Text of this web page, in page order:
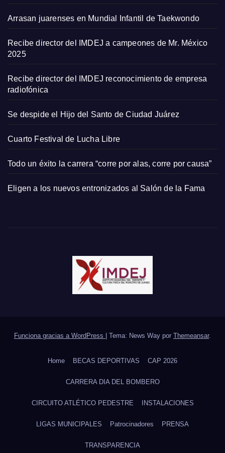
Arrasan juarenses en Mundial Infantil de Taekwondo
Recibe director del IMDEJ a campeones de Mr. México
2025
Recibe director del IMDEJ reconocimiento de empresa
radiofónica
Se despide el Hijo del Santo de Ciudad Juárez
Cuarto Festival de Lucha Libre
Todo un éxito la carrera “corre por alas, corre por causa”
Eligen a los nuevos entronizados al Salón de la Fama
Funciona gracias a WordPress Tema: News Way por Themeansar.
Home BECAS DEPORTIVAS CAP 2026
CARRERA DIA DEL BOMBERO
CIRCUITO ATLÉTICO PEDESTRE INSTALACIONES
LIGAS MUNICIPALES Patrocinadores PRENSA
TRANSPARENCIA